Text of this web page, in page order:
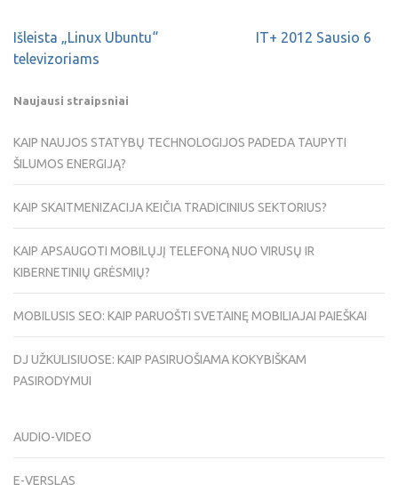
Išleista „Linux Ubuntu“
televizoriams
IT+ 2012 Sausio 6
Naujausi straipsniai
KAIP NAUJOS STATYBŲ TECHNOLOGIJOS PADEDA TAUPYTI
ŠILUMOS ENERGIJĄ?
KAIP SKAITMENIZACIJA KEIČIA TRADICINIUS SEKTORIUS?
KAIP APSAUGOTI MOBILŲJĮ TELEFONĄ NUO VIRUSŲ IR
KIBERNETINIŲ GRĖSMIŲ?
MOBILUSIS SEO: KAIP PARUOŠTI SVETAINĘ MOBILIAJAI PAIEŠKAI
DJ UŽKULISIUOSE: KAIP PASIRUOŠIAMA KOKYBIŠKAM
PASIRODYMUI
AUDIO-VIDEO
E-VERSLAS